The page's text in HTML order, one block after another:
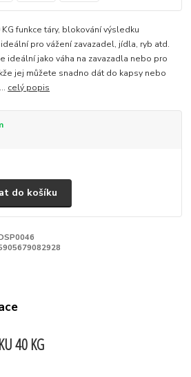
KG funkce táry, blokování výsledku
pro vážení zavazadel, jídla, ryb atd.
ideální jako váha na zavazadla nebo pro
jej můžete snadno dát do kapsy nebo
celý popis
do košíku
40 KG